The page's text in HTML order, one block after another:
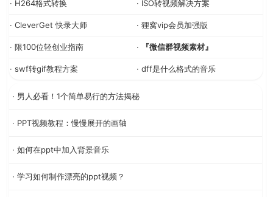
· H264格式转换 · ISO转视频解决方案
· CleverGet 快录大师 · 狸窝vip会员加强版
· 限100位轻创业指南 · 『微信群视频素材』
· swf转gif教程方案 · dff是什么格式的音乐
· 男人必看！1个简单易行的方法揭秘
· PPT视频教程：慢慢展开的画轴
· 如何在ppt中加入背景音乐
· 学习如何制作漂亮的ppt视频？